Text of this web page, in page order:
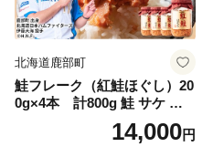
北海道鹿部町
鮭フレーク（紅鮭ほぐし）20
0g×4本 計800g 鮭 サケ 鮭
ほぐし サケフレーク シャケ
フレーク 鮭フレーク14,000円